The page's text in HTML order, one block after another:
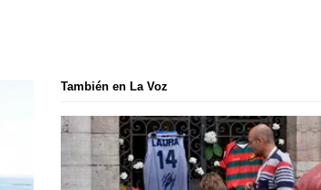
También en La Voz